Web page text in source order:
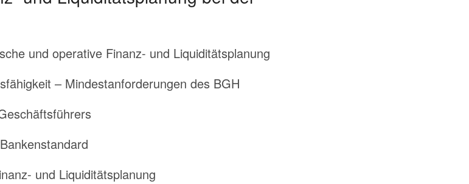
und operative Finanz- und Liquiditätsplanung
– Mindestanforderungen des BGH
und Liquiditätsplanung